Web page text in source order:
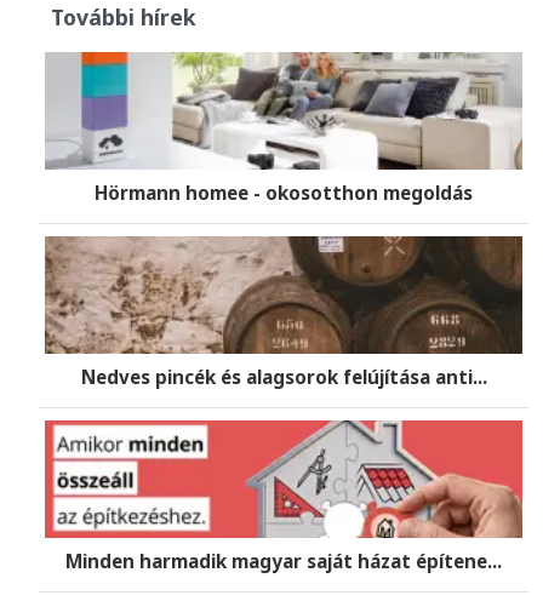
További hírek
Hörmann homee - okosotthon megoldás
Nedves pincék és alagsorok felújítása anti...
Minden harmadik magyar saját házat építene...